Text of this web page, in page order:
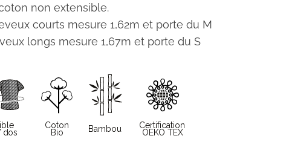
non extensible.
courts mesure 1,62m et porte du M
longs mesure 1,67m et porte du S